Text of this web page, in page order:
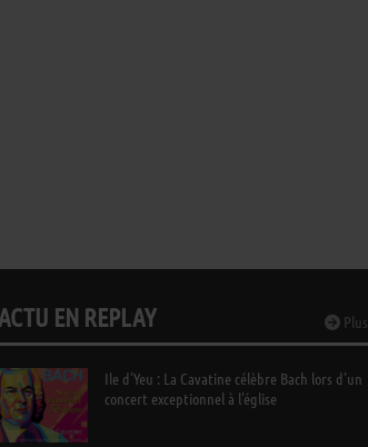
Plus
EN REPLAY
Ile d’Yeu : La Cavatine célèbre Bach lors d’un
concert exceptionnel à l’église